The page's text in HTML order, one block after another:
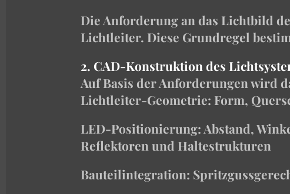
Die Anforderung an das Lichtbild
Lichtleiter. Diese Grundregel
2. CAD-Konstruktion des
Auf Basis der Anforderungen wird
Lichtleiter-Geometrie: Form,
LED-Positionierung: Abstand,
Reflektoren und Haltestrukturen
Bauteilintegration: